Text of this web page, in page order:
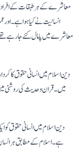
معاشرے کے ہر طبقات کے افراد
انسانیت نے کیا ہوا ہے۔ اور
معاشرے میں پامال کئے جا رہے
دین اسلام میں انسانی حقوق کا
میں ۔ قران و حدیث کی روشنی
دین اسلام میں انسانی حقوق
ہے۔ اسلام کے مطابق ہر